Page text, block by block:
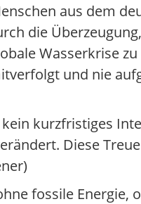
aus dem
die
Wasserkrise
und nie
kurzfristiges
Diese
fossile